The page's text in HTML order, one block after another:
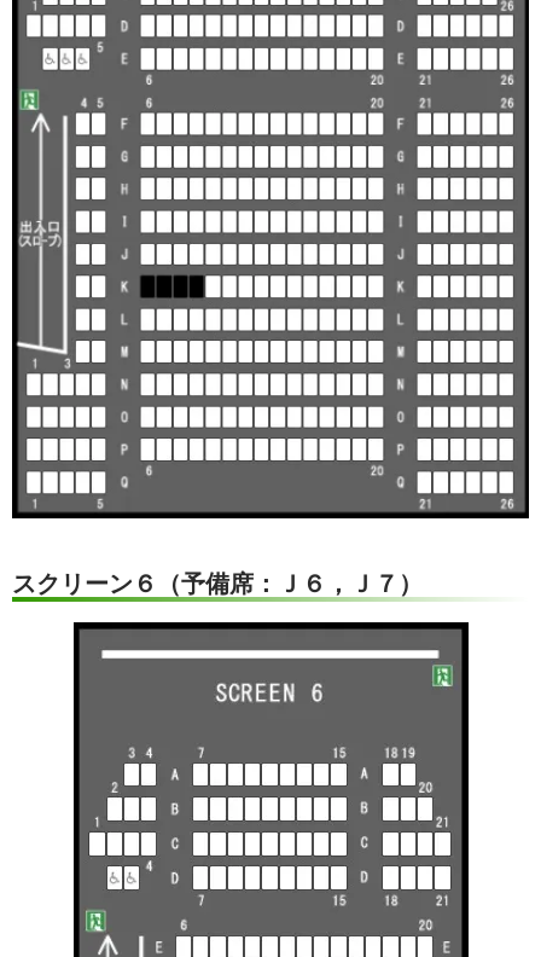
スクリーン６（予備席：Ｊ６，Ｊ７）